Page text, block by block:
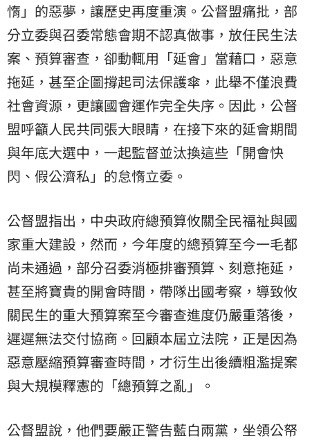
惰」的惡夢，讓歷史再度重演。公督盟痛批，部
分立委與召委常態會期不認真做事，放任民生法
案、預算審查，卻動輒用「延會」當藉口，惡意
拖延，甚至企圖撐起司法保護傘，此舉不僅浪費
社會資源，更讓國會運作完全失序。因此，公督
盟呼籲人民共同張大眼睛，在接下來的延會期間
與年底大選中，一起監督並汰換這些「開會快
閃、假公濟私」的怠惰立委。
公督盟指出，中央政府總預算攸關全民福祉與國
家重大建設，然而，今年度的總預算至今一毛都
尚未通過，部分召委消極排審預算、刻意拖延，
甚至將寶貴的開會時間，帶隊出國考察，導致攸
關民生的重大預算案至今審查進度仍嚴重落後，
遲遲無法交付協商。回顧本屆立法院，正是因為
惡意壓縮預算審查時間，才衍生出後續粗濫提案
與大規模釋憲的「總預算之亂」。
公督盟說，他們要嚴正警告藍白兩黨，坐領公帑